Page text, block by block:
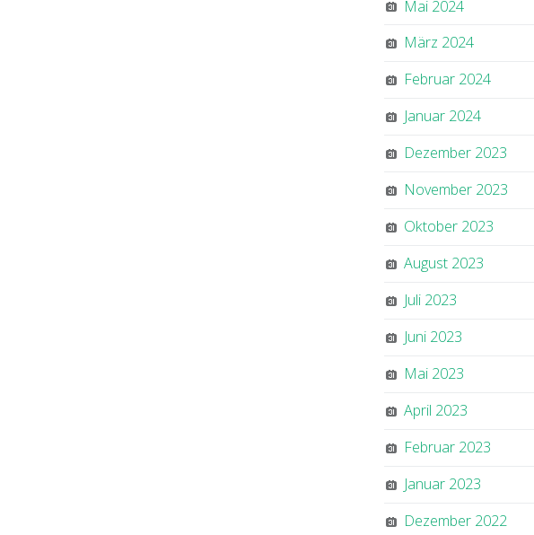
Mai 2024
März 2024
Februar 2024
Januar 2024
Dezember 2023
November 2023
Oktober 2023
August 2023
Juli 2023
Juni 2023
Mai 2023
April 2023
Februar 2023
Januar 2023
Dezember 2022